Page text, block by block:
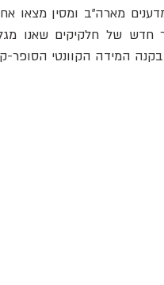
בקנה המידה הקוונטי הסופר-